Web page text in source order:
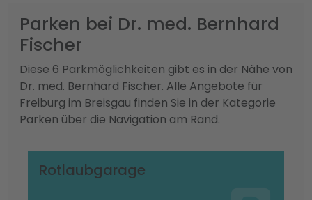
Parken bei Dr. med. Bernhard
Fischer
Diese 6 Parkmöglichkeiten gibt es in der Nähe von
Dr. med. Bernhard Fischer. Alle Angebote für
Freiburg im Breisgau finden Sie in der Kategorie
Parken über die Navigation am Rand.
Rotlaubgarage